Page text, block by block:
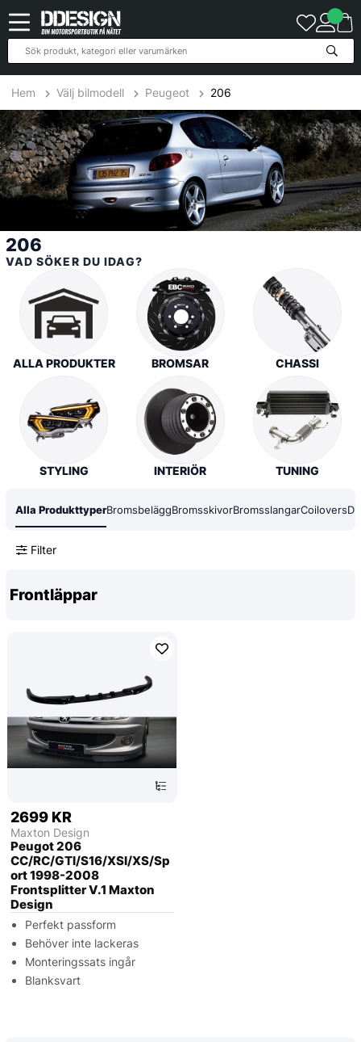
Hem Välj bilmodell Peugeot 206
206
VAD SÖKER DU IDAG?
ALLA PRODUKTER BROMSAR CHASSI
STYLING INTERIÖR TUNING
Alla ProdukttyperBromsbeläggBromsskivorBromsslangarCoilovers
Filter
78 Produkter
Frontläppar
2699 KR
Maxton Design
Peugot 206
CC/RC/GTI/S16/XSI/XS/Sp
ort 1998-2008
Frontsplitter V.1 Maxton
Design
Perfekt passform
Behöver inte lackeras
Monteringssats ingår
Blanksvart